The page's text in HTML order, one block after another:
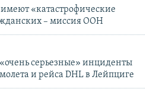
«катастрофические
– миссия ООН
серьезные» инциденты
и рейса DHL в Лейпциге